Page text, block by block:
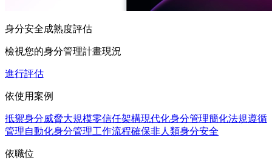
身分安全成熟度評估
檢視您的身分管理計畫現況
進行評估
依使用案例
抵禦身分威脅大規模零信任架構現代化身分管理簡化法規遵循
管理自動化身分管理工作流程確保非人類身分安全
依職位